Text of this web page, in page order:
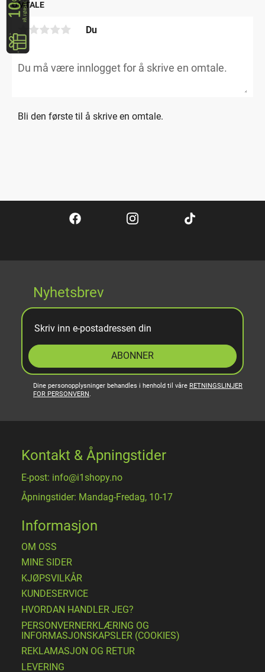
OMTALE
Du
Bli den første til å skrive en omtale.
Nyhetsbrev
ABONNER
Dine personopplysninger behandles i henhold til våre RETNINGSLINJER
FOR PERSONVERN.
Kontakt & Åpningstider
E-post: info@i1shopy.no
Åpningstider: Mandag-Fredag, 10-17
Informasjon
OM OSS
MINE SIDER
​KJØPSVILKÅR
KUNDESERVICE
HVORDAN HANDLER JEG?
PERSONVERNERKLÆRING OG
INFORMASJONSKAPSLER (COOKIES)
REKLAMASJON OG RETUR
LEVERING